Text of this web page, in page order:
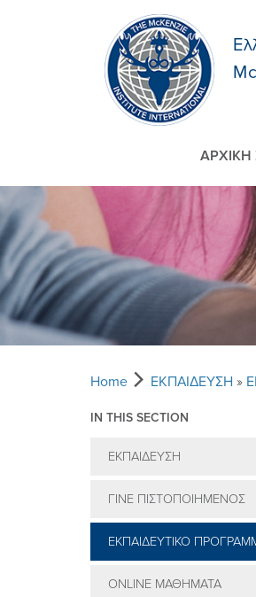
ΑΡΧΙΚΗ
Home ΕΚΠΑIΔΕΥΣΗ »
IN THIS SECTION
ΕΚΠΑIΔΕΥΣΗ
ΓIΝΕ ΠΙΣΤΟΠΟΙΗΜEΝΟΣ
ΕΚΠΑΙΔΕΥΤΙΚΟ
ONLINE ΜΑΘΗΜΑΤΑ